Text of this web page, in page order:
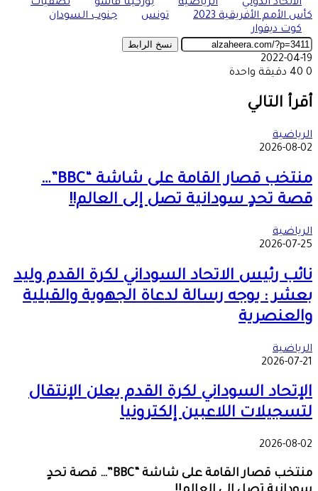
الاتحاد الدولي
الرياضية بوركينا فاسو
تصفيات
كأس الأمم الأفريقية 2023
تونس
جنوب السودان
كوت ديفوار
نسخ الرابط
2022-04-19
0
دقيقة واحدة
عبر
البريد
أقرأ التالي
الرياضية
2026-08-02
منتخب قصار القامة على شاشة “BBC”…
قصة تحدٍ سودانية تصل إلى العالم!!
الرياضية
2026-07-25
نائب رئيس الاتحاد السوداني لكرة القدم وليد
بعشر : يوجه رسالة لدعاة الجهوية والقبلية
والعنصرية
الرياضية
2026-07-21
الإتحاد السوداني لكرة القدم يعلن الإنتقال
لتسجيلات اللاعبين إلكترونيا
2026-08-02
منتخب قصار القامة على شاشة “BBC”… قصة تحدٍ